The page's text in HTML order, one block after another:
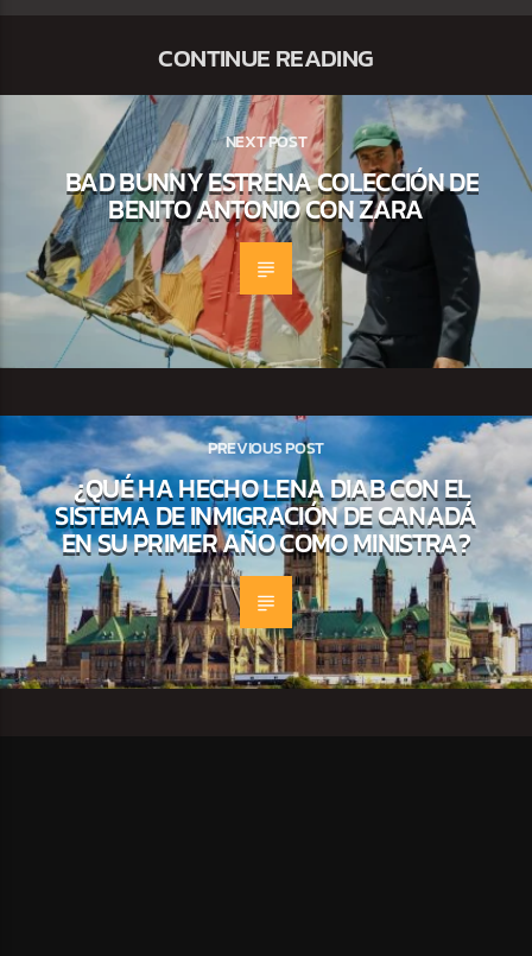
CONTINUE READING
NEXT POST
BAD BUNNY ESTRENA COLECCIÓN DE
BENITO ANTONIO CON ZARA
PREVIOUS POST
¿QUÉ HA HECHO LENA DIAB CON EL
SISTEMA DE INMIGRACIÓN DE CANADÁ
EN SU PRIMER AÑO COMO MINISTRA?